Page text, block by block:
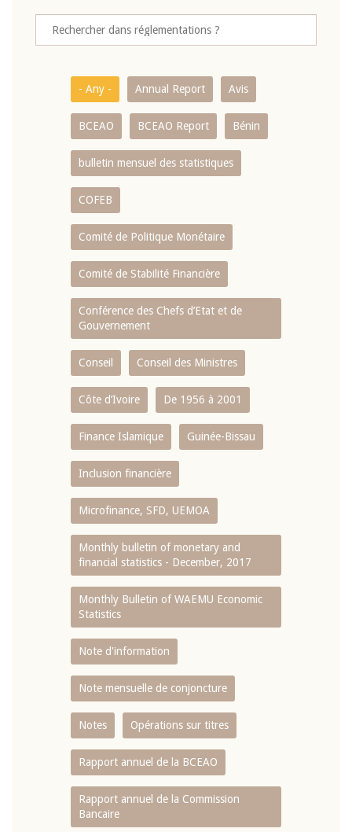
- Any - Annual Report Avis
BCEAO BCEAO Report Bénin
bulletin mensuel des statistiques
COFEB
Comité de Politique Monétaire
Comité de Stabilité Financière
Conférence des Chefs d’Etat et de
Gouvernement
Conseil Conseil des Ministres
Côte d’Ivoire De 1956 à 2001
Finance Islamique Guinée-Bissau
Inclusion financière
Microfinance, SFD, UEMOA
Monthly bulletin of monetary and
financial statistics - December, 2017
Monthly Bulletin of WAEMU Economic
Statistics
Note d'information
Note mensuelle de conjoncture
Notes Opérations sur titres
Rapport annuel de la BCEAO
Rapport annuel de la Commission
Bancaire